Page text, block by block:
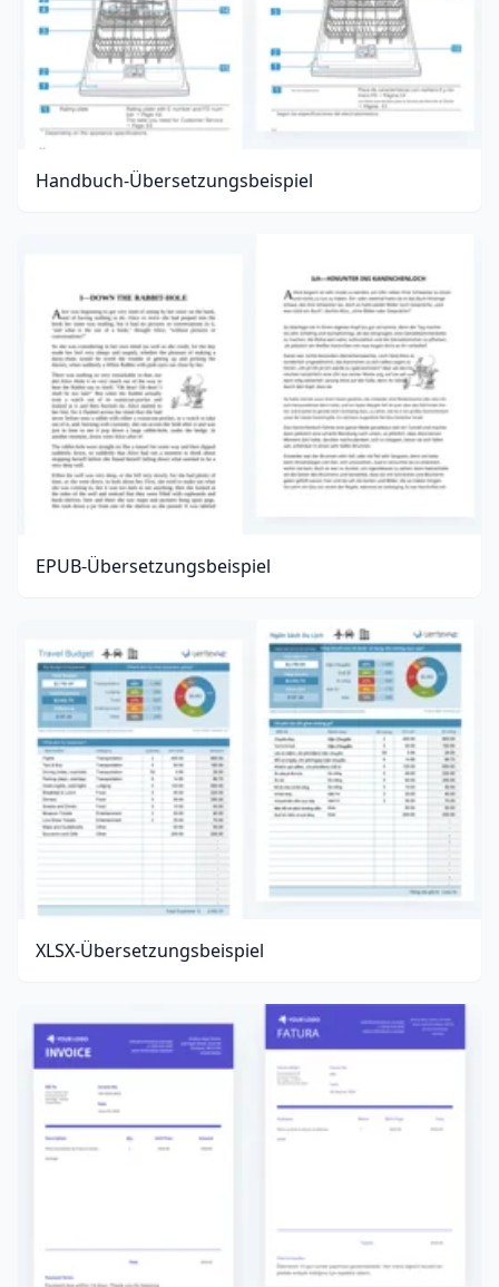
Handbuch-Übersetzungsbeispiel
EPUB-Übersetzungsbeispiel
XLSX-Übersetzungsbeispiel